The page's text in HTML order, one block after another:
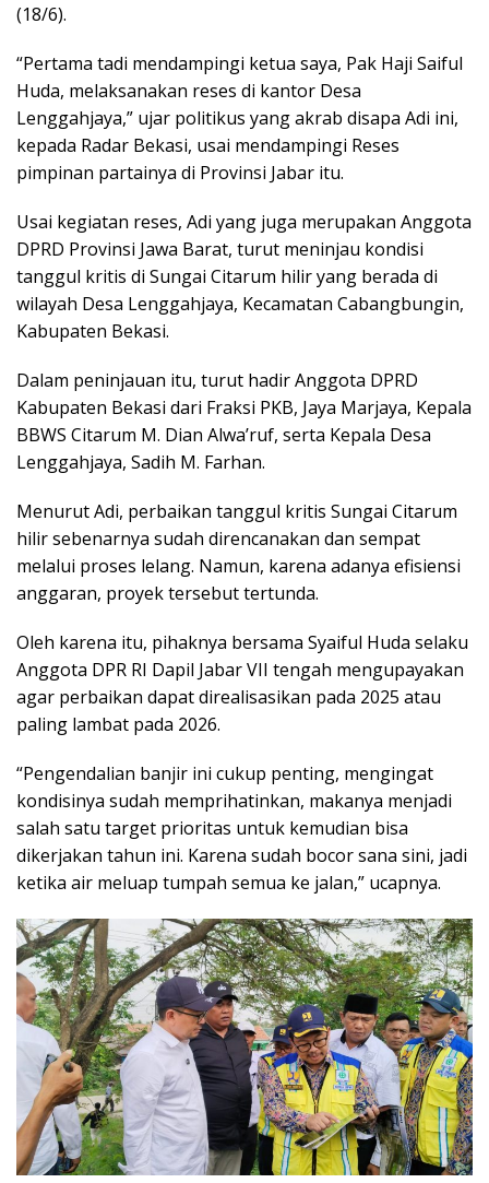
(18/6).
“Pertama tadi mendampingi ketua saya, Pak Haji Saiful
Huda, melaksanakan reses di kantor Desa
Lenggahjaya,” ujar politikus yang akrab disapa Adi ini,
kepada Radar Bekasi, usai mendampingi Reses
pimpinan partainya di Provinsi Jabar itu.
Usai kegiatan reses, Adi yang juga merupakan Anggota
DPRD Provinsi Jawa Barat, turut meninjau kondisi
tanggul kritis di Sungai Citarum hilir yang berada di
wilayah Desa Lenggahjaya, Kecamatan Cabangbungin,
Kabupaten Bekasi.
Dalam peninjauan itu, turut hadir Anggota DPRD
Kabupaten Bekasi dari Fraksi PKB, Jaya Marjaya, Kepala
BBWS Citarum M. Dian Alwa’ruf, serta Kepala Desa
Lenggahjaya, Sadih M. Farhan.
Menurut Adi, perbaikan tanggul kritis Sungai Citarum
hilir sebenarnya sudah direncanakan dan sempat
melalui proses lelang. Namun, karena adanya efisiensi
anggaran, proyek tersebut tertunda.
Oleh karena itu, pihaknya bersama Syaiful Huda selaku
Anggota DPR RI Dapil Jabar VII tengah mengupayakan
agar perbaikan dapat direalisasikan pada 2025 atau
paling lambat pada 2026.
“Pengendalian banjir ini cukup penting, mengingat
kondisinya sudah memprihatinkan, makanya menjadi
salah satu target prioritas untuk kemudian bisa
dikerjakan tahun ini. Karena sudah bocor sana sini, jadi
ketika air meluap tumpah semua ke jalan,” ucapnya.